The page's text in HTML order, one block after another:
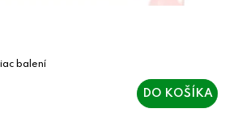
DO KOŠÍKA